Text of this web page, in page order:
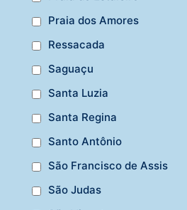
Praia dos Amores
Ressacada
Saguaçu
Santa Luzia
Santa Regina
Santo Antônio
São Francisco de Assis
São Judas